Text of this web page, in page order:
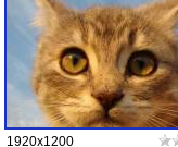
1920x1200